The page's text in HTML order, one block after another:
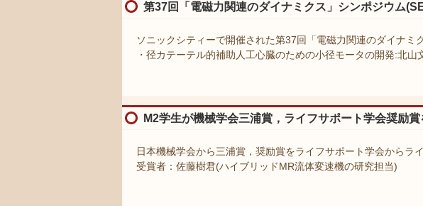
第37回「電磁力関連のダイナミクス」シンポジウム
ソニックシティーで開催された第37回「電磁力関連のダイナ
・径カテーテル的補助人工心臓のための小径モータの開発:北
M2学生が機械学会三浦賞，ライフサポート学会奨励賞
日本機械学会から三浦賞，奨励賞をライフサポート学会からラ
受賞者：佐藤樹君(ハイブリッドMR流体変速機の研究担当)